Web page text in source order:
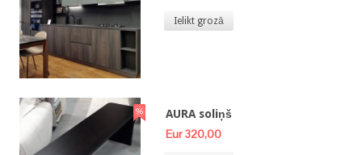
Ielikt grozā
AURA soliņš
Eur 320,00